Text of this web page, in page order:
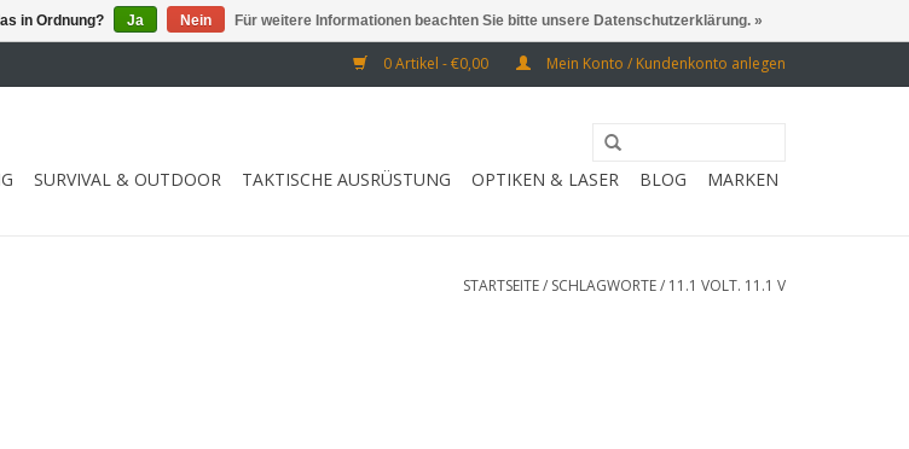
0 Artikel - €0,00 Mein Konto / Kundenkonto anlegen
SURVIVAL & OUTDOOR TAKTISCHE AUSRÜSTUNG OPTIKEN & LASER BLOG MARKEN
STARTSEITE/ SCHLAGWORTE/ 11.1 VOLT. 11.1 V
in Ordnung? Ja Nein Für weitere Informationen beachten Sie bitte unsere Datenschutzerklärung. »